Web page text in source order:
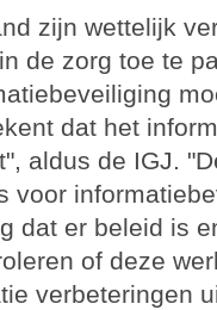
zijn wettelijk
de zorg toe te
dat het
aldus de IGJ.
voor
dat er beleid is
of deze
verbeteringen